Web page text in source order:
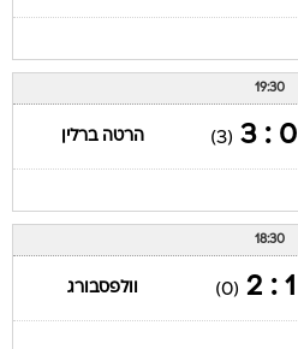
19:30
0 : 3
(3) הרטה ברלין
18:30
1 : 2
(0) וולפסבורג